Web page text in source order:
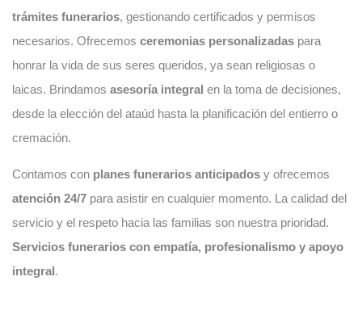
trámites funerarios, gestionando certificados y permisos
necesarios. Ofrecemos ceremonias personalizadas para
honrar la vida de sus seres queridos, ya sean religiosas o
laicas. Brindamos asesoría integral en la toma de decisiones,
desde la elección del ataúd hasta la planificación del entierro o
cremación.
Contamos con planes funerarios anticipados y ofrecemos
atención 24/7 para asistir en cualquier momento. La calidad del
servicio y el respeto hacia las familias son nuestra prioridad.
Servicios funerarios con empatía, profesionalismo y apoyo
integral.